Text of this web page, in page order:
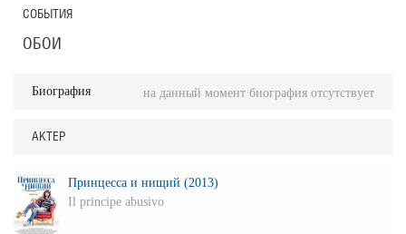
СОБЫТИЯ
ОБОИ
Биография на данный момент биография отсутствует
АКТЕР
Принцесса и нищий (2013)
Il principe abusivo